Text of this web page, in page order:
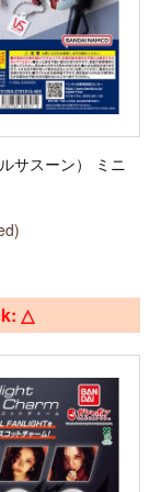
サスーン） ミニ
△